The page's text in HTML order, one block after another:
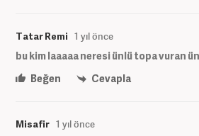
Tatar Remi 1 yıl önce
bu kim laaaaa neresi ünlü topa vuran
Beğen
Cevapla
Misafir 1 yıl önce